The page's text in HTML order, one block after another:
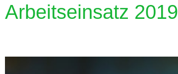
Arbeitseinsatz 2019